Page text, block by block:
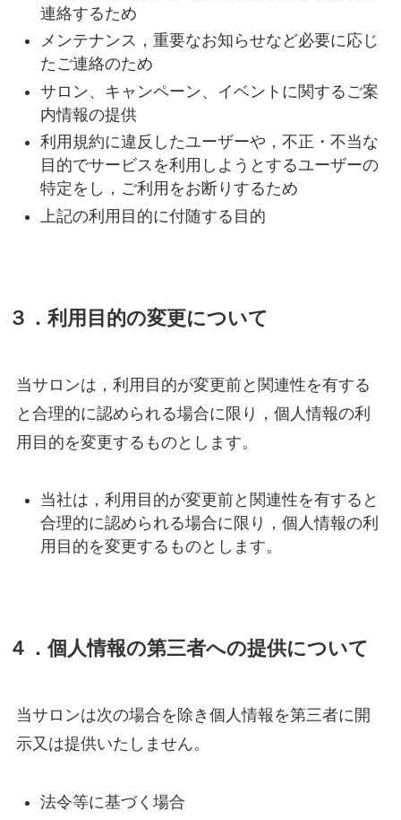
連絡するため
メンテナンス，重要なお知らせなど必要に応じ
たご連絡のため
サロン、キャンペーン、イベントに関するご案
内情報の提供
利用規約に違反したユーザーや，不正・不当な
目的でサービスを利用しようとするユーザーの
特定をし，ご利用をお断りするため
上記の利用目的に付随する目的
３．利用目的の変更について
当サロンは，利用目的が変更前と関連性を有する
と合理的に認められる場合に限り，個人情報の利
用目的を変更するものとします。
当社は，利用目的が変更前と関連性を有すると
合理的に認められる場合に限り，個人情報の利
用目的を変更するものとします。
４．個人情報の第三者への提供について
当サロンは次の場合を除き個人情報を第三者に開
示又は提供いたしません。
法令等に基づく場合